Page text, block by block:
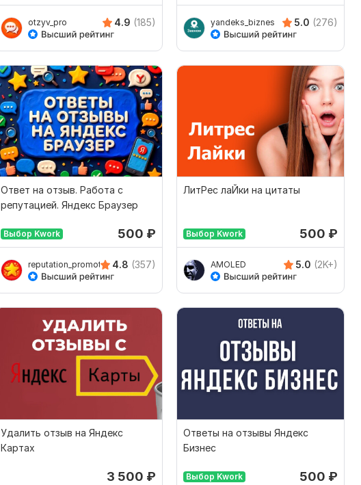
otzyv_pro 4.9 (185) yandeks_biznes 5.0 (276)
Ответ на отзыв. Работа с
репутацией. Яндекс Браузер
Выбор Kwork 500 ₽
reputation_promotion4.8 (357)
ЛитРес лаЙки на цитаты
Выбор Kwork 500 ₽
AMOLED 5.0 (2K+)
Удалить отзыв на Яндекс
Картах
3 500 ₽
Ответы на отзывы Яндекс
Бизнес
Выбор Kwork 500 ₽